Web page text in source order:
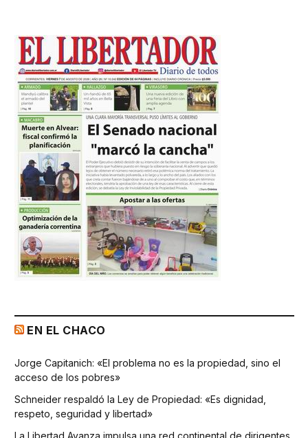
EN EL CHACO
Jorge Capitanich: «El problema no es la propiedad, sino el
acceso de los pobres»
Schneider respaldó la Ley de Propiedad: «Es dignidad,
respeto, seguridad y libertad»